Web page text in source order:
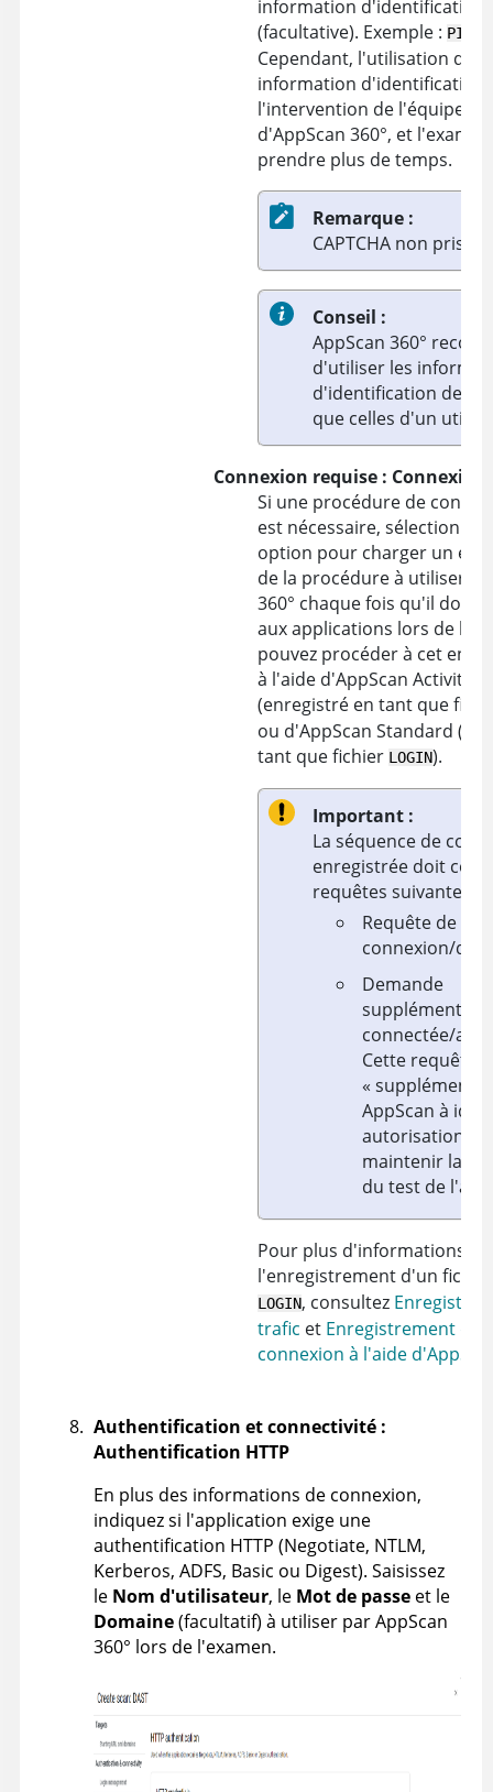
information d'identification
(facultative). Exemple : PIN#
Cependant, l'utilisation
information d'identification
l'intervention de l'équipe
d'AppScan 360°, et
prendre plus de temps.
Remarque :
CAPTCHA non pris
Conseil :
AppScan 360°
d'utiliser les
d'identification de
que celles d'un
Connexion requise : Connexion
Si une procédure de
est nécessaire,
option pour charger un
de la procédure à utiliser
360° chaque fois qu'il doit
aux applications lors de
pouvez procéder à cet
à l'aide d'AppScan Activity
(enregistré en tant que
ou d'AppScan Standard
tant que fichier LOGIN).
Important :
La séquence de
enregistrée doit
requêtes suivantes :
Requête de
connexion/
Demande
supplémentaire
connectée/
Cette requête
«
AppScan à
autorisation
maintenir la
du test de
Pour plus d'informations
l'enregistrement d'un
LOGIN, consultez
trafic et Enregistrement de
connexion à l'aide
Authentification et connectivité :
Authentification HTTP
En plus des informations de connexion,
indiquez si l'application exige une
authentification HTTP (Negotiate, NTLM,
Kerberos, ADFS, Basic ou Digest). Saisissez
le Nom d'utilisateur, le Mot de passe et le
Domaine(facultatif) à utiliser parAppScan
360° lors de l'examen.